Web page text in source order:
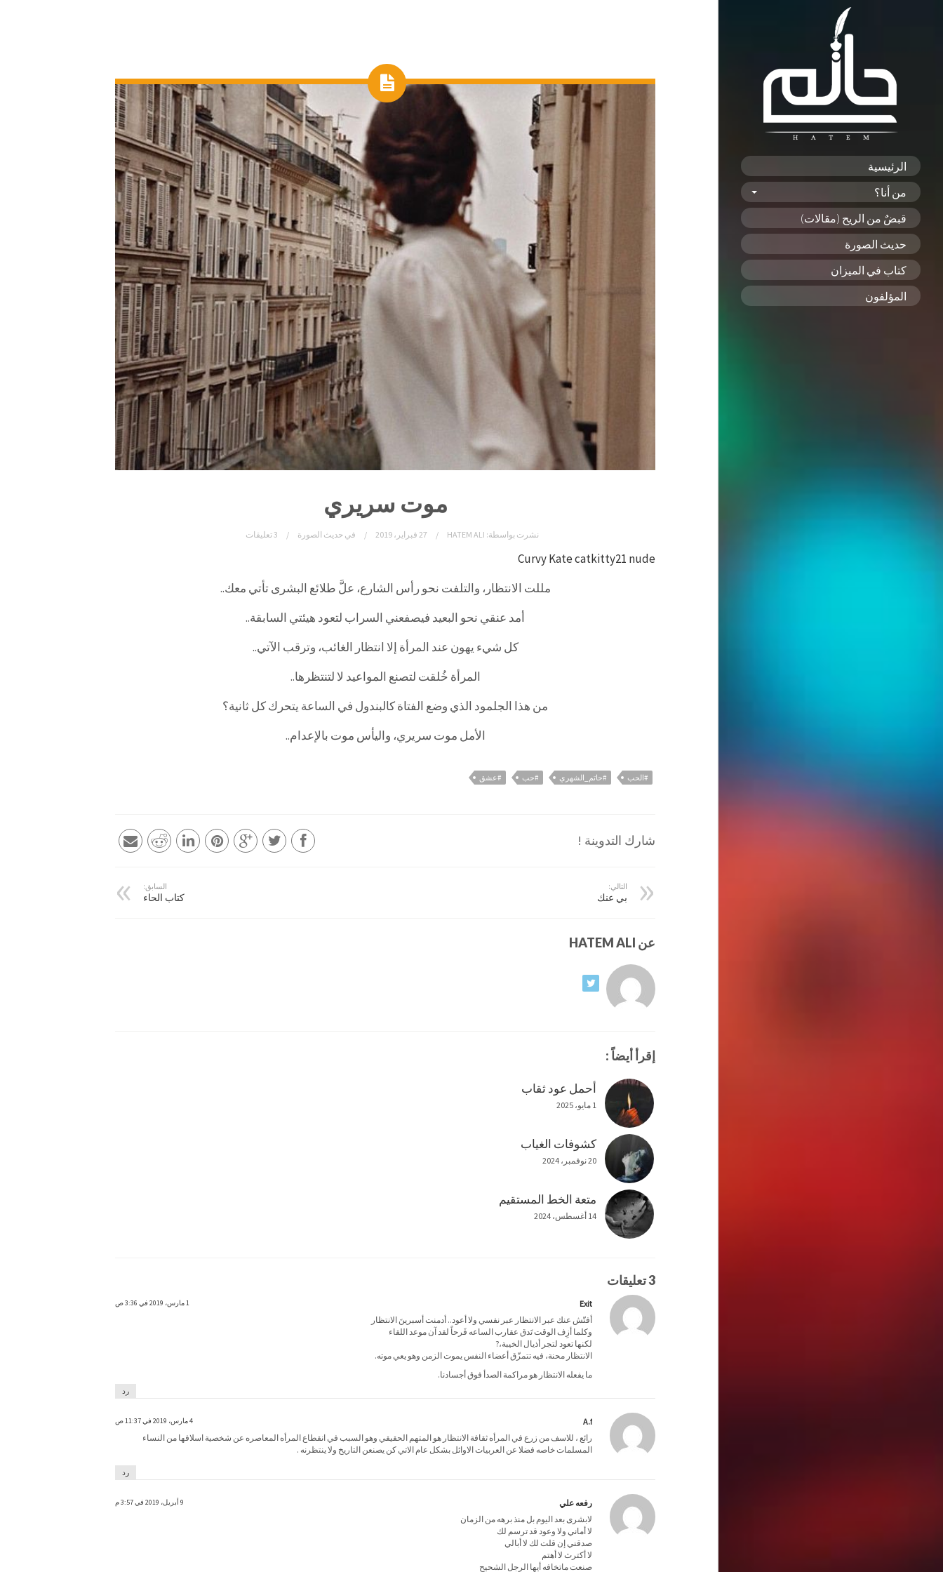
الرئيسية
من أنا؟
قبضٌ من الريح (مقالات)
حديث الصورة
كتاب في الميزان
المؤلفون
موت سريري
نشرت بواسطة: HATEM ALI 27 فبراير، 2019 في حديث الصورة 3 تعليقات
Curvy Kate catkitty21 nude
مللت الانتظار، والتلفت نحو رأس الشارع، علَّ طلائع البشرى تأتي معك..
أمد عنقي نحو البعيد فيصفعني السراب لتعود هيئتي السابقة..
كل شيء يهون عند المرأة إلا انتظار الغائب، وترقب الآتي..
المرأة خُلقت لتصنع المواعيد لا لتنتظرها..
من هذا الجلمود الذي وضع الفتاة كالبندول في الساعة يتحرك كل ثانية؟
الأمل موت سريري، واليأس موت بالإعدام..
#الحب #حاتم_الشهري #حب #عشق
شارك التدوينة !
السابق:
كتاب الحاء
التالي:
بي عنك
عن HATEM ALI
إقرأ أيضاً :
أحمل عود ثقاب
1 مايو، 2025
كشوفات الغياب
20 نوفمبر، 2024
متعة الخط المستقيم
14 أغسطس، 2024
3 تعليقات
Exit 1 مارس، 2019 في 3:36 ص
أفتّش عنك عبر الانتظار عبر نفسي ولا أعود.. أدمنت أسبرينَ الانتظار
وكلما أزِف الوقت تَدق عقارب الساعه فَرحاً لقد آن موعد اللقاء
لكنها تعود لتجر أذيال الخيبة،?
الانتظار محنة، فيه تتمزّق أعضاء النفس يموت الزمن وهو يعي موته.
ما يفعله الانتظار هو مراكمة الصدأ فوق أجسادنا.
رد
A.f 4 مارس، 2019 في 11:37 ص
رائع ، للاسف من زرع في المرأه ثقافة الانتظار هو المتهم الحقيقي وهو السبب في انقطاع المرأه المعاصره عن شخصية اسلافها من النساء
المسلمات خاصه فضلا عن العربيات الاوائل بشكل عام الاتي كن يصنعن التاريخ ولا ينتظرنه .
رد
رفعه علي 9 أبريل، 2019 في 3:57 م
لابشرى بعد اليوم بل منذ برهه من الزمان
لا أماني ولا وعود قد ترسم لك
صدقني إن قلت لك لا أبالي
لا أكترث لا أهتم
صنعت ماتخافه أيها الرجل الشحيح